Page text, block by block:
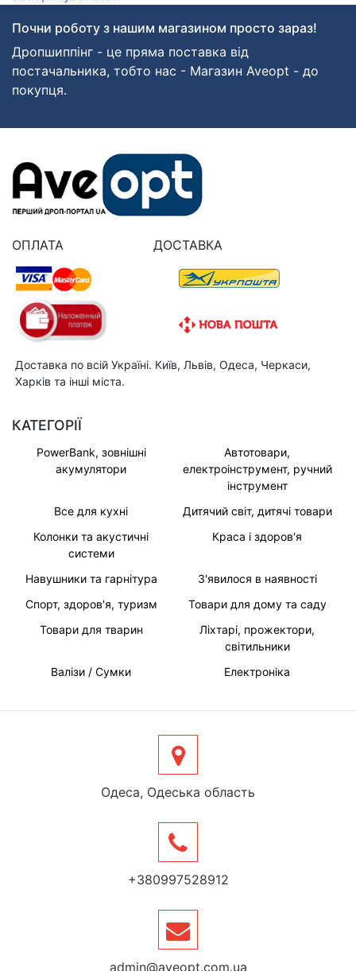
Почни роботу з нашим магазином просто зараз!
Дропшиппінг - це пряма поставка від
постачальника, тобто нас - Магазин Aveopt - до
покупця.
ОПЛАТА ДОСТАВКА
Доставка по всій Україні. Київ, Львів, Одеса, Черкаси,
Харків та інші міста.
КАТЕГОРІЇ
PowerBank, зовнішні
акумулятори
Автотовари,
електроінструмент, ручний
інструмент
Все для кухні
Дитячий світ, дитячі товари
Колонки та акустичні
системи
Краса і здоров'я
Навушники та гарнітура
З'явилося в наявності
Спорт, здоров'я, туризм
Товари для дому та саду
Товари для тварин
Ліхтарі, прожектори,
світильники
Валізи / Сумки
Електроніка
Одеса, Одеська область
+380997528912
admin@aveopt.com.ua